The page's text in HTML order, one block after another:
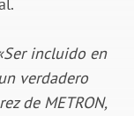
incluido en
verdadero
de METRON,